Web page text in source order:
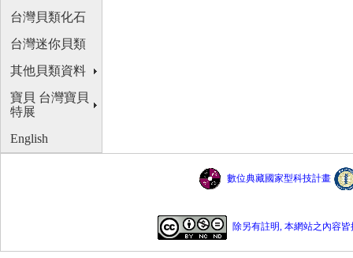
台灣貝類化石
台灣迷你貝類
其他貝類資料
寶貝 台灣寶貝
特展
English
數位典藏國家型科技計畫
除另有註明, 本網站之內容